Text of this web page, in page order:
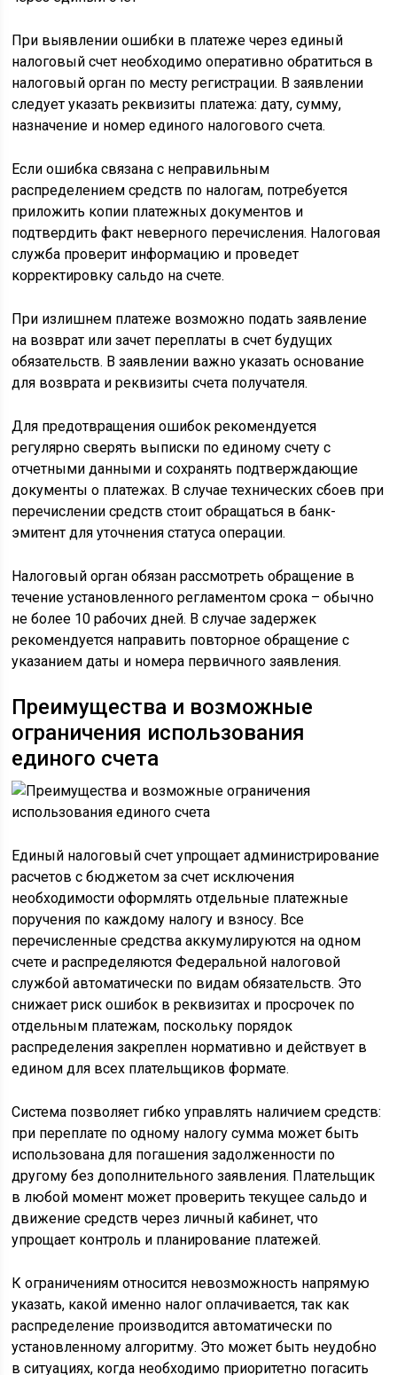
При выявлении ошибки в платеже через единый
налоговый счет необходимо оперативно обратиться в
налоговый орган по месту регистрации. В заявлении
следует указать реквизиты платежа: дату, сумму,
назначение и номер единого налогового счета.
Если ошибка связана с неправильным
распределением средств по налогам, потребуется
приложить копии платежных документов и
подтвердить факт неверного перечисления. Налоговая
служба проверит информацию и проведет
корректировку сальдо на счете.
При излишнем платеже возможно подать заявление
на возврат или зачет переплаты в счет будущих
обязательств. В заявлении важно указать основание
для возврата и реквизиты счета получателя.
Для предотвращения ошибок рекомендуется
регулярно сверять выписки по единому счету с
отчетными данными и сохранять подтверждающие
документы о платежах. В случае технических сбоев при
перечислении средств стоит обращаться в банк-
эмитент для уточнения статуса операции.
Налоговый орган обязан рассмотреть обращение в
течение установленного регламентом срока – обычно
не более 10 рабочих дней. В случае задержек
рекомендуется направить повторное обращение с
указанием даты и номера первичного заявления.
Преимущества и возможные
ограничения использования
единого счета
Единый налоговый счет упрощает администрирование
расчетов с бюджетом за счет исключения
необходимости оформлять отдельные платежные
поручения по каждому налогу и взносу. Все
перечисленные средства аккумулируются на одном
счете и распределяются Федеральной налоговой
службой автоматически по видам обязательств. Это
снижает риск ошибок в реквизитах и просрочек по
отдельным платежам, поскольку порядок
распределения закреплен нормативно и действует в
едином для всех плательщиков формате.
Система позволяет гибко управлять наличием средств:
при переплате по одному налогу сумма может быть
использована для погашения задолженности по
другому без дополнительного заявления. Плательщик
в любой момент может проверить текущее сальдо и
движение средств через личный кабинет, что
упрощает контроль и планирование платежей.
К ограничениям относится невозможность напрямую
указать, какой именно налог оплачивается, так как
распределение производится автоматически по
установленному алгоритму. Это может быть неудобно
в ситуациях, когда необходимо приоритетно погасить